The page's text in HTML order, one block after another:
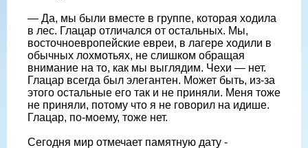
— Да, мы были вместе в группе, которая ходила
в лес. Глацар отличался от остальных. Мы,
восточноевропейские евреи, в лагере ходили в
обычных лохмотьях, не слишком обращая
внимание на то, как мы выглядим. Чехи — нет.
Глацар всегда был элегантен. Может быть, из-за
этого остальные его так и не приняли. Меня тоже
не приняли, потому что я не говорил на идише.
Глацар, по-моему, тоже нет.
Сегодня мир отмечает памятную дату -